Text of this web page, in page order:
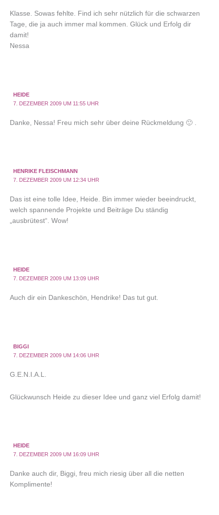
Klasse. Sowas fehlte. Find ich sehr nützlich für die schwarzen
Tage, die ja auch immer mal kommen. Glück und Erfolg dir
damit!
Nessa
HEIDE
7. DEZEMBER 2009 UM 11:55 UHR
Danke, Nessa! Freu mich sehr über deine Rückmeldung 🙂 .
HENRIKE FLEISCHMANN
7. DEZEMBER 2009 UM 12:34 UHR
Das ist eine tolle Idee, Heide. Bin immer wieder beeindruckt,
welch spannende Projekte und Beiträge Du ständig
„ausbrütest“. Wow!
HEIDE
7. DEZEMBER 2009 UM 13:09 UHR
Auch dir ein Dankeschön, Hendrike! Das tut gut.
BIGGI
7. DEZEMBER 2009 UM 14:06 UHR
G.E.N.I.A.L.
Glückwunsch Heide zu dieser Idee und ganz viel Erfolg damit!
HEIDE
7. DEZEMBER 2009 UM 16:09 UHR
Danke auch dir, Biggi, freu mich riesig über all die netten
Komplimente!